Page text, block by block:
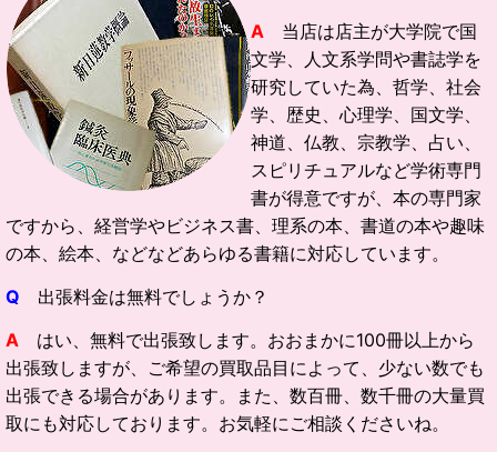
A
当店は店主が大学院で国
文学、人文系学問や書誌学を
研究していた為、哲学、社会
学、歴史、心理学、国文学、
神道、仏教、宗教学、占い、
スピリチュアルなど学術専門
書が得意ですが、本の専門家
ですから、経営学やビジネス書、理系の本、書道の本や趣味
の本、絵本、などなどあらゆる書籍に対応しています。
Q 出張料金は無料でしょうか？
A はい、無料で出張致します。おおまかに100冊以上から
出張致しますが、ご希望の買取品目によって、少ない数でも
出張できる場合があります。また、数百冊、数千冊の大量買
取にも対応しております。お気軽にご相談くださいね。